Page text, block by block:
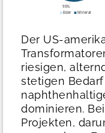
Der US-
riesigen,
stetigen
dominieren.
Projekten,